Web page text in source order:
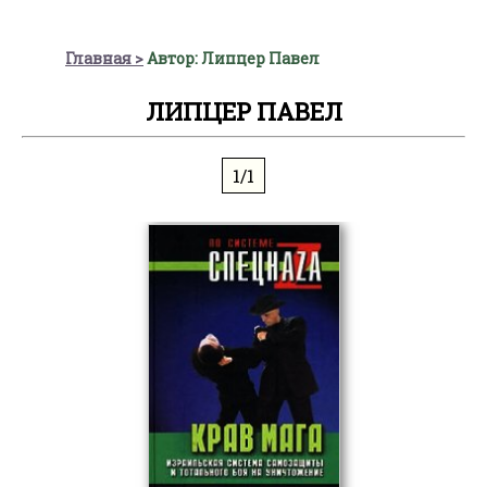
Главная Автор: Липцер Павел
ЛИПЦЕР ПАВЕЛ
1/1